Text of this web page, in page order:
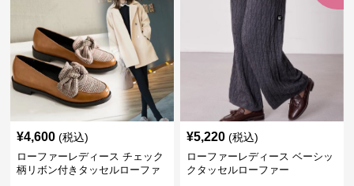
¥4,600 (税込)
ローファーレディース チェック
柄リボン付きタッセルローファ
¥5,220 (税込)
ローファーレディース ベーシッ
クタッセルローファー